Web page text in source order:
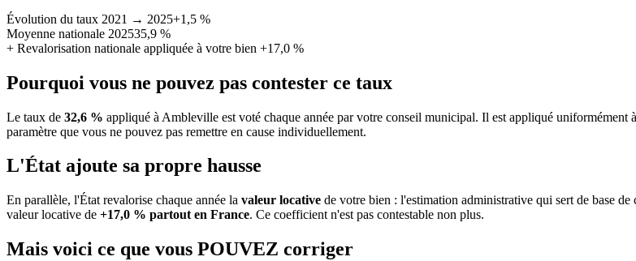
Évolution du taux 2021 → 2025+1,5 %
Moyenne nationale 202535,9 %
+ Revalorisation nationale appliquée à votre bien +17,0 %
Pourquoi vous ne pouvez pas contester ce taux
Le taux de 32,6 % appliqué à Ambleville est voté chaque année par votre conseil municipal. Il est appliqué uniformément
paramètre que vous ne pouvez pas remettre en cause individuellement.
L'État ajoute sa propre hausse
En parallèle, l'État revalorise chaque année la valeur locative de votre bien : l'estimation administrative qui sert de base
valeur locative de +17,0 % partout en France. Ce coefficient n'est pas contestable non plus.
Mais voici ce que vous POUVEZ corriger